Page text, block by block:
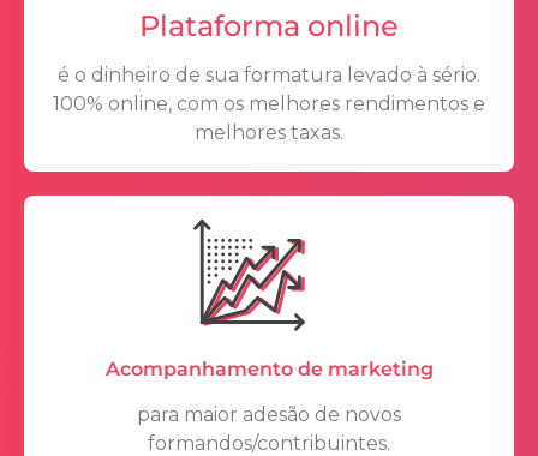
Plataforma online
é o dinheiro de sua formatura levado à sério.
100% online, com os melhores rendimentos e
melhores taxas.
Acompanhamento de marketing
para maior adesão de novos
formandos/contribuintes.​